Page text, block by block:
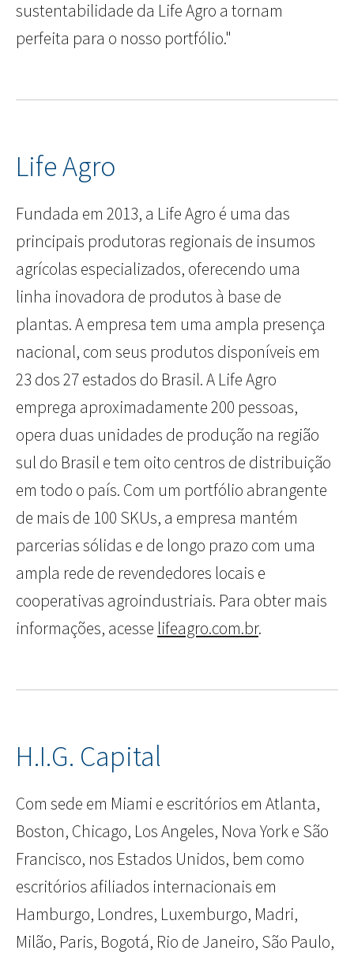
sustentabilidade da Life Agro a tornam
perfeita para o nosso portfólio."
Life Agro
Fundada em 2013, a Life Agro é uma das
principais produtoras regionais de insumos
agrícolas especializados, oferecendo uma
linha inovadora de produtos à base de
plantas. A empresa tem uma ampla presença
nacional, com seus produtos disponíveis em
23 dos 27 estados do Brasil. A Life Agro
emprega aproximadamente 200 pessoas,
opera duas unidades de produção na região
sul do Brasil e tem oito centros de distribuição
em todo o país. Com um portfólio abrangente
de mais de 100 SKUs, a empresa mantém
parcerias sólidas e de longo prazo com uma
ampla rede de revendedores locais e
cooperativas agroindustriais. Para obter mais
informações, acesse lifeagro.com.br.
H.I.G. Capital
Com sede em Miami e escritórios em Atlanta,
Boston, Chicago, Los Angeles, Nova York e São
Francisco, nos Estados Unidos, bem como
escritórios afiliados internacionais em
Hamburgo, Londres, Luxemburgo, Madri,
Milão, Paris, Bogotá, Rio de Janeiro, São Paulo,